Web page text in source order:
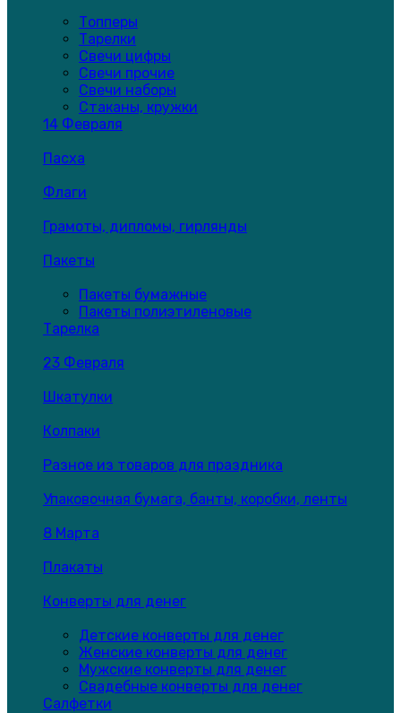
Топперы
Тарелки
Свечи цифры
Свечи прочие
Свечи наборы
Стаканы, кружки
14 Февраля
Пасха
Флаги
Грамоты, дипломы, гирлянды
Пакеты
Пакеты бумажные
Пакеты полиэтиленовые
Тарелка
23 Февраля
Шкатулки
Колпаки
Разное из товаров для праздника
Упаковочная бумага, банты, коробки, ленты
8 Марта
Плакаты
Конверты для денег
Детские конверты для денег
Женские конверты для денег
Мужские конверты для денег
Свадебные конверты для денег
Салфетки